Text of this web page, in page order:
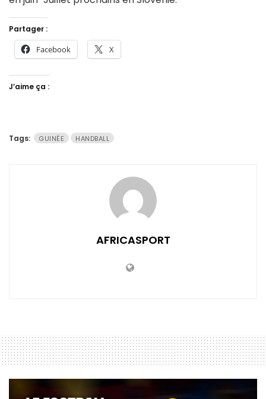
Partager :
Facebook X
J’aime ça :
Tags: GUINÉE HANDBALL
AFRICASPORT